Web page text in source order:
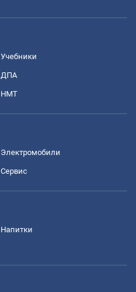
Учебники
ДПА
НМТ
Электромобили
Сервис
Напитки